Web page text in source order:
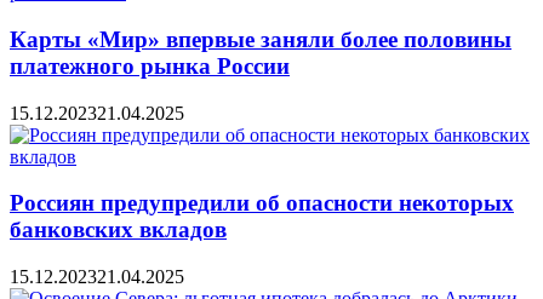
Карты «Мир» впервые заняли более половины
платежного рынка России
15.12.202321.04.2025
Россиян предупредили об опасности некоторых
банковских вкладов
15.12.202321.04.2025